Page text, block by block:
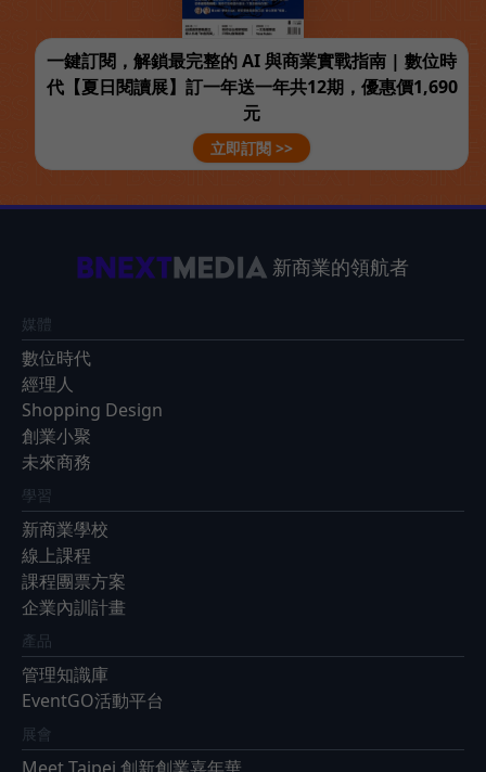
一鍵訂閱，解鎖最完整的 AI 與商業實戰指南 | 數位時
代【夏日閱讀展】訂一年送一年共12期，優惠價1,690
元
立即訂閱 >>
新商業的領航者
媒體
數位時代
經理人
Shopping Design
創業小聚
未來商務
學習
新商業學校
線上課程
課程團票方案
企業內訓計畫
產品
管理知識庫
EventGO活動平台
展會